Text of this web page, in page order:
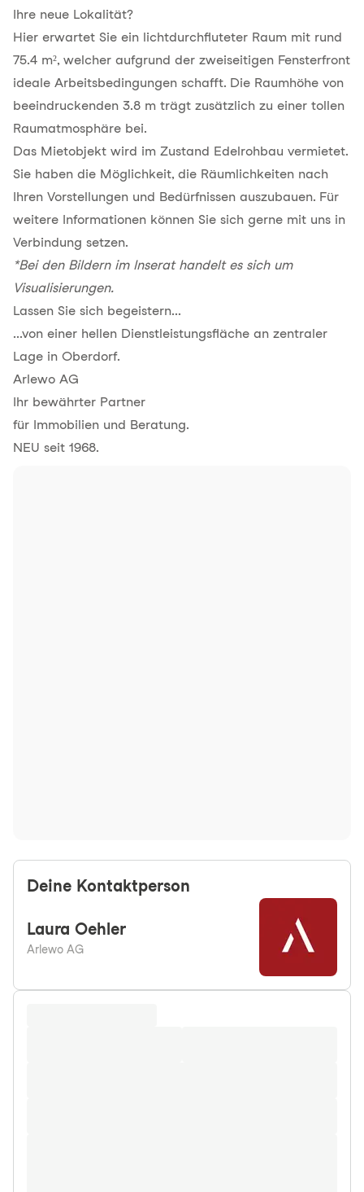
Ihre neue Lokalität?
Hier erwartet Sie ein lichtdurchfluteter Raum mit rund
75.4 m², welcher aufgrund der zweiseitigen Fensterfront
ideale Arbeitsbedingungen schafft. Die Raumhöhe von
beeindruckenden 3.8 m trägt zusätzlich zu einer tollen
Raumatmosphäre bei.
Das Mietobjekt wird im Zustand Edelrohbau vermietet.
Sie haben die Möglichkeit, die Räumlichkeiten nach
Ihren Vorstellungen und Bedürfnissen auszubauen. Für
weitere Informationen können Sie sich gerne mit uns in
Verbindung setzen.
*Bei den Bildern im Inserat handelt es sich um
Visualisierungen.
Lassen Sie sich begeistern...
...von einer hellen Dienstleistungsfläche an zentraler
Lage in Oberdorf.
Arlewo AG
Ihr bewährter Partner
für Immobilien und Beratung.
NEU seit 1968.
Deine Kontaktperson
Laura Oehler
Arlewo AG